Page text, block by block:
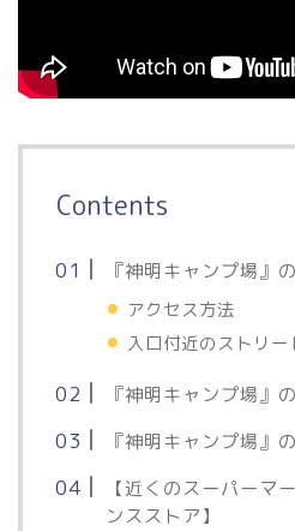
Contents
『神明キャンプ場』
アクセス方法
入口付近のストリー
『神明キャンプ場』
『神明キャンプ場』
【近くのスーパーマ
ンスストア】